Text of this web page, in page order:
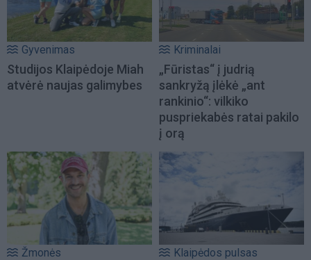
Gyvenimas
Studijos Klaipėdoje Miah
atvėrė naujas galimybes
Kriminalai
„Fūristas“ į judrią
sankryžą įlėkė „ant
rankinio“: vilkiko
puspriekabės ratai pakilo
į orą
Žmonės Klaipėdos pulsas